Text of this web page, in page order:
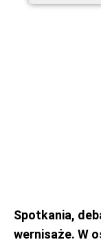
Spotkania,
wernisaże. W